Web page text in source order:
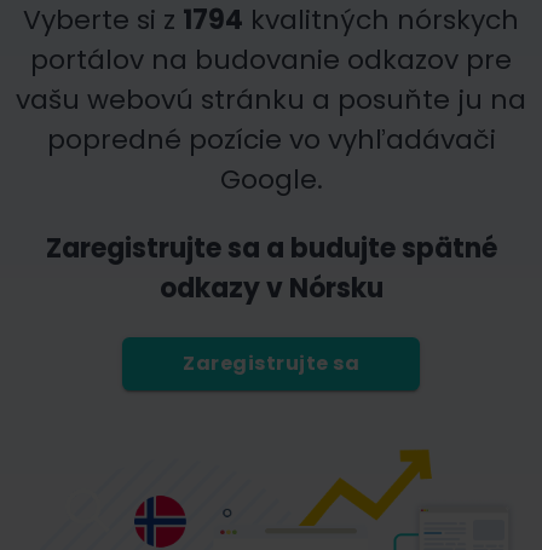
Vyberte si z 1794 kvalitných nórskych
portálov na budovanie odkazov pre
vašu webovú stránku a posuňte ju na
popredné pozície vo vyhľadávači
Google.
Zaregistrujte sa a budujte spätné
odkazy v Nórsku
Zaregistrujte sa